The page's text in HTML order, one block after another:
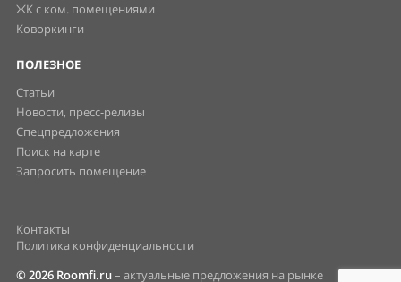
ЖК с ком. помещениями
Коворкинги
ПОЛЕЗНОЕ
Статьи
Новости, пресс-релизы
Спецпредложения
Поиск на карте
Запросить помещение
Контакты
Политика конфиденциальности
© 2026 Roomfi.ru– актуальные предложения на рынке